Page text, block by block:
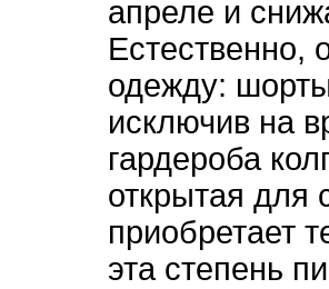
апреле и
Естественно,
одежду:
исключив на
гардероба
открытая для
приобретает
эта степень